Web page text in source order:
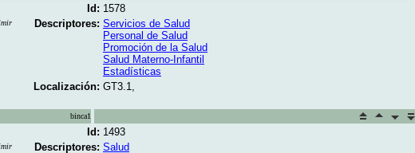
Id: 1578
Descriptores: Servicios de Salud
Personal de Salud
Promoción de la Salud
Salud Materno-Infantil
Estadísticas
Localización: GT3.1,
binca1
Id: 1493
Descriptores: Salud